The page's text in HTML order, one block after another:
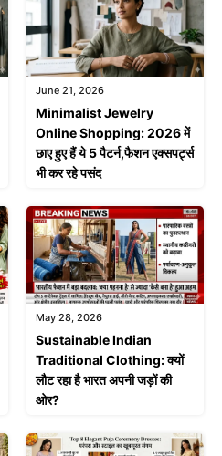
June 21, 2026
Minimalist Jewelry
Online Shopping: 2026 में
छाए हुए हैं ये 5 पैटर्न,फैशन एक्सपर्ट्स
भी कर रहे पसंद
May 28, 2026
Sustainable Indian
Traditional Clothing: क्यों
लौट रहा है भारत अपनी जड़ों की
ओर?